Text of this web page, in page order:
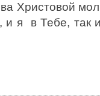
Христовой
и я в Тебе, так